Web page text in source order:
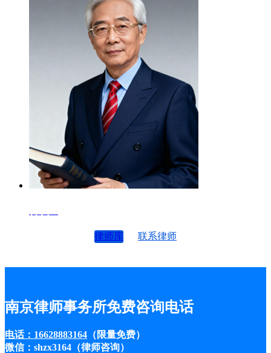
律师库 联系律师
南京律师事务所免费咨询电话
电话：16628883164 （限量免费）
微信：shzx3164（律师咨询）